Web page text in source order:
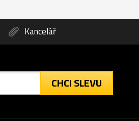
Kancelář
CHCI SLEVU